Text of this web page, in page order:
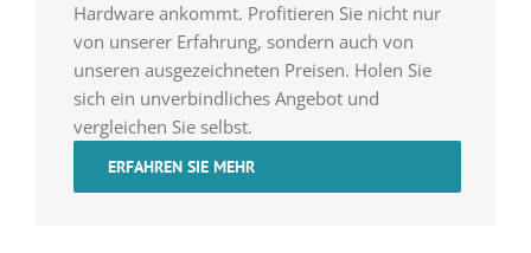
Hardware ankommt. Profitieren Sie nicht nur
von unserer Erfahrung, sondern auch von
unseren ausgezeichneten Preisen. Holen Sie
sich ein unverbindliches Angebot und
vergleichen Sie selbst.
ERFAHREN SIE MEHR